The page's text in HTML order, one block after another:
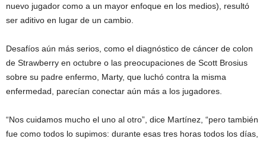
nuevo jugador como a un mayor enfoque en los medios), resultó
ser aditivo en lugar de un cambio.
Desafíos aún más serios, como el diagnóstico de cáncer de colon
de Strawberry en octubre o las preocupaciones de Scott Brosius
sobre su padre enfermo, Marty, que luchó contra la misma
enfermedad, parecían conectar aún más a los jugadores.
“Nos cuidamos mucho el uno al otro”, dice Martínez, “pero también
fue como todos lo supimos: durante esas tres horas todos los días,